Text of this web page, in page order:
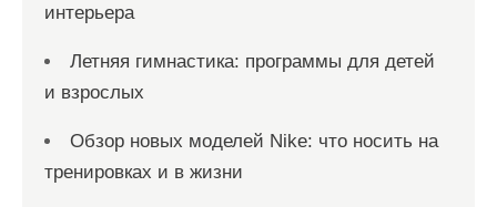
интерьера
Летняя гимнастика: программы для детей
и взрослых
Обзор новых моделей Nike: что носить на
тренировках и в жизни